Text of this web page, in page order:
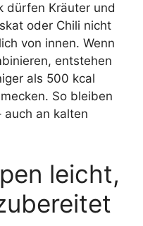
dürfen Kräuter und
oder Chili nicht
von innen. Wenn
entstehen
als 500 kcal
So bleiben
an kalten
leicht,